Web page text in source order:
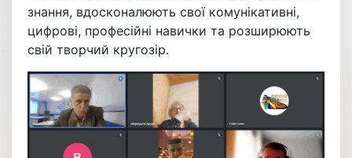
знання, вдосконалюють свої комунікативні,
цифрові, професійні навички та розширюють
свій творчий кругозір.